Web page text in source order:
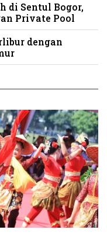
di Sentul Bogor,
Private Pool
dengan